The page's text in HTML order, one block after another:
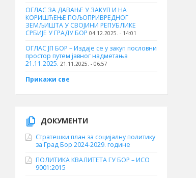
ОГЛАС ЗА ДАВАЊЕ У ЗАКУП И НА
КОРИШЋЕЊЕ ПОЉОПРИВРЕДНОГ
ЗЕМЉИШТА У СВОЈИНИ РЕПУБЛИКЕ
СРБИЈЕ У ГРАДУ БОР 04.12.2025. - 14:01
ОГЛАС ЈП БОР – Издаје се у закуп пословни
простор путем јавног надметања
21.11.2025. 21.11.2025. - 06:57
Прикажи све
ДОКУМЕНТИ
Стратешки план за социјалну политику
за Град Бор 2024-2029. године
ПОЛИТИКА КВАЛИТЕТА ГУ БОР – ИСО
9001:2015